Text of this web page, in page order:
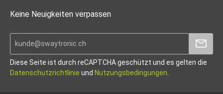
Keine Neuigkeiten verpassen
Diese Seite ist durch reCAPTCHA geschützt und es gelten die
Datenschutzrichtlinie und Nutzungsbedingungen